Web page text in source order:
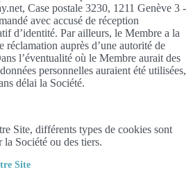
Case postale 3230, 1211 Genève 3 -
avec accusé de réception
d’identité. Par ailleurs, le Membre a la
réclamation auprès d’une autorité de
l’éventualité où le Membre aurait des
personnelles auraient été utilisées,
délai la Société.
Site, différents types de cookies sont
la Société ou des tiers.
Site